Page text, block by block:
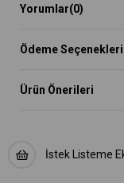
Yorumlar(0)
Ödeme Seçenekleri
Ürün Önerileri
İstek Listeme